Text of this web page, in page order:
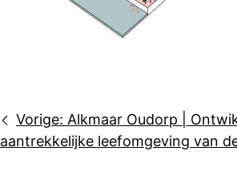
Bericht
navigatie
Vorige: Alkmaar Oudorp |
aantrekkelijke leefomgeving van